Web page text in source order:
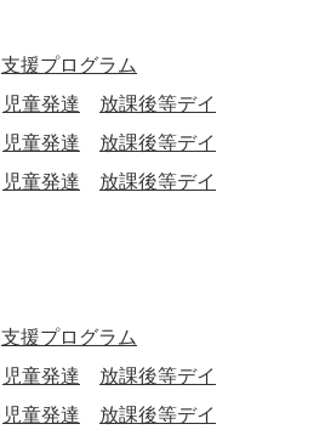
支援プログラム
児童発達
放課後等デイ
児童発達
放課後等デイ
児童発達 放課後等デイ
支援プログラム
児童発達
放課後等デイ
児童発達
放課後等デイ